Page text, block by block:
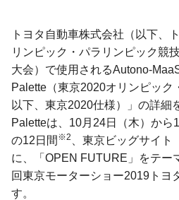
トヨタ自動車株式会社（以下、
リンピック・パラリンピック競
大会）で使用されるAutono-
Palette（東京2020オリンピック
以下、東京2020仕様）」の詳細
Paletteは、10月24日（木）から
の12日間 ※2
、東京ビッグサイ
に、「OPEN FUTURE」をテー
回東京モーターショー2019トヨ
す。